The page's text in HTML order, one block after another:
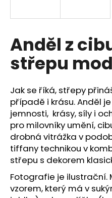
Anděl z
střepu
Jak se říká, střepy
případě i krásu. Anděl
jemnosti, krásy, síly i
pro milovníky umění,
drobná vitrážka v
tiffany technikou v
střepu s dekorem
Fotografie je ilustrační.
vzorem, který má v
í
t
?
D
o
p
o